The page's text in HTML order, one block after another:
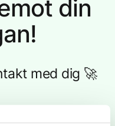
din
med dig 🚀